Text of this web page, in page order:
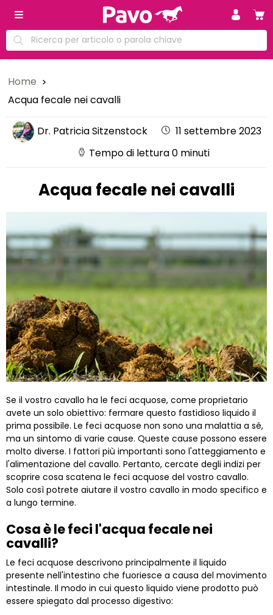
Home
Acqua fecale nei cavalli
Dr. Patricia Sitzenstock
11 settembre 2023
Tempo di lettura 0 minuti
Acqua fecale nei cavalli
Se il vostro cavallo ha le feci acquose, come proprietario
avete un solo obiettivo: fermare questo fastidioso liquido il
prima possibile. Le feci acquose non sono una malattia a sé,
ma un sintomo di varie cause. Queste cause possono essere
molto diverse. I fattori più importanti sono l'atteggiamento e
l'alimentazione del cavallo. Pertanto, cercate degli indizi per
scoprire cosa scatena le feci acquose del vostro cavallo.
Solo così potrete aiutare il vostro cavallo in modo specifico e
a lungo termine.
Cosa è le feci l'acqua fecale nei
cavalli?
Le feci acquose descrivono principalmente il liquido
presente nell'intestino che fuoriesce a causa del movimento
intestinale. Il modo in cui questo liquido viene prodotto può
essere spiegato dal processo digestivo: